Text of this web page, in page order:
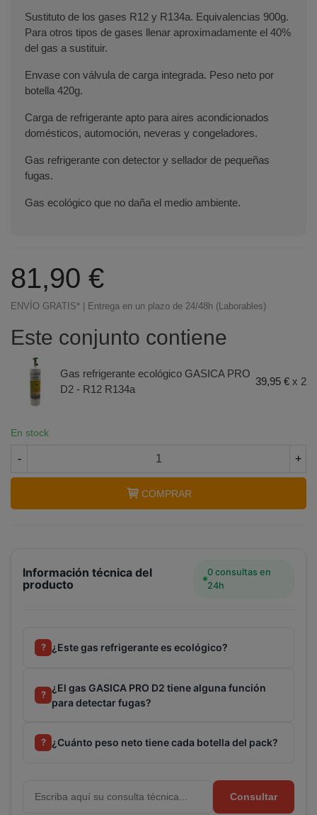
Sustituto de los gases R12 y R134a. Equivalencias 900g.
Para otros tipos de gases llenar aproximadamente el 40%
del gas a sustituir.
Envase con válvula de carga integrada. Peso neto por
botella 420g.
Carga de refrigerante apto para aires acondicionados
domésticos, automoción, neveras y congeladores.
Gas refrigerante con detector y sellador de pequeñas
fugas.
Gas ecológico que no daña el medio ambiente.
81,90 €
ENVÍO GRATIS* | Entrega en un plazo de 24/48h (Laborables)
Este conjunto contiene
Gas refrigerante ecológico GASICA PRO
D2 - R12 R134a
39,95 € x 2
En stock
- +
COMPRAR
Información técnica del
producto
0 consultas en
24h
? ¿Este gas refrigerante es ecológico?
?
¿El gas GASICA PRO D2 tiene alguna función
para detectar fugas?
? ¿Cuánto peso neto tiene cada botella del pack?
Consultar